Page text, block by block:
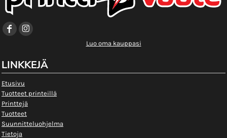
Luo oma kauppasi
LINKKEJÄ
Etusivu
Tuotteet printeillä
Printtejä
Tuotteet
Suunnitteluohjelma
Tietoja